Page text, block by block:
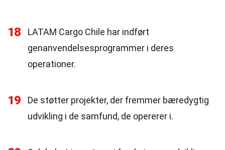
18
LATAM Cargo Chile har indført
genanvendelsesprogrammer i deres
operationer.
19
De støtter projekter, der fremmer bæredygtig
udvikling i de samfund, de opererer i.